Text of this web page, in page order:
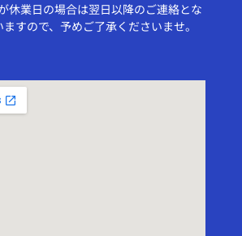
休業日の場合は翌日以降のご連絡とな
すので、予めご了承くださいませ。